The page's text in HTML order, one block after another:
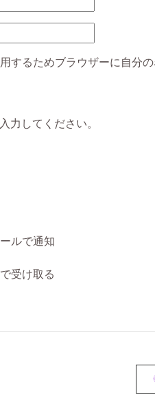
するためブラウザーに自分
力してください。
ルで通知
受け取る